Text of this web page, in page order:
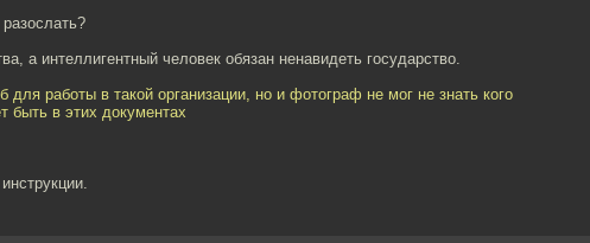
а интеллигентный человек обязан ненавидеть государство.
для работы в такой организации, но и фотограф не мог не знать кого
быть в этих документах